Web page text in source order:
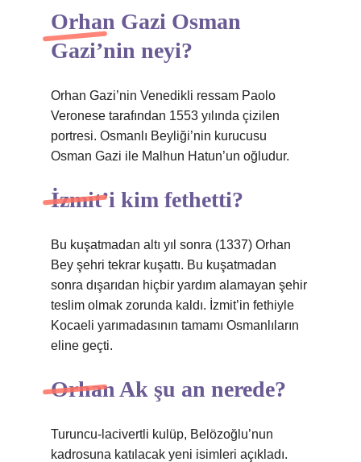
Orhan Gazi Osman
Gazi’nin neyi?
Orhan Gazi’nin Venedikli ressam Paolo
Veronese tarafından 1553 yılında çizilen
portresi. Osmanlı Beyliği’nin kurucusu
Osman Gazi ile Malhun Hatun’un oğludur.
İzmit’i kim fethetti?
Bu kuşatmadan altı yıl sonra (1337) Orhan
Bey şehri tekrar kuşattı. Bu kuşatmadan
sonra dışarıdan hiçbir yardım alamayan şehir
teslim olmak zorunda kaldı. İzmit’in fethiyle
Kocaeli yarımadasının tamamı Osmanlıların
eline geçti.
Orhan Ak şu an nerede?
Turuncu-lacivertli kulüp, Belözoğlu’nun
kadrosuna katılacak yeni isimleri açıkladı.